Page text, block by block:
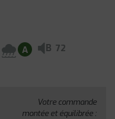
A B 72
Votre commande
montée et équilibrée :